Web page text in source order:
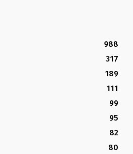
988
317
189
111
99
95
82
80